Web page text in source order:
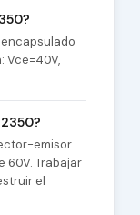
encapsulado
Vce=40V,
emisor
60V. Trabajar
el